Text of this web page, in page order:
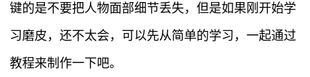
键的是不要把人物面部细节丢失，但是如果刚开始学
习磨皮，还不太会，可以先从简单的学习，一起通过
教程来制作一下吧。